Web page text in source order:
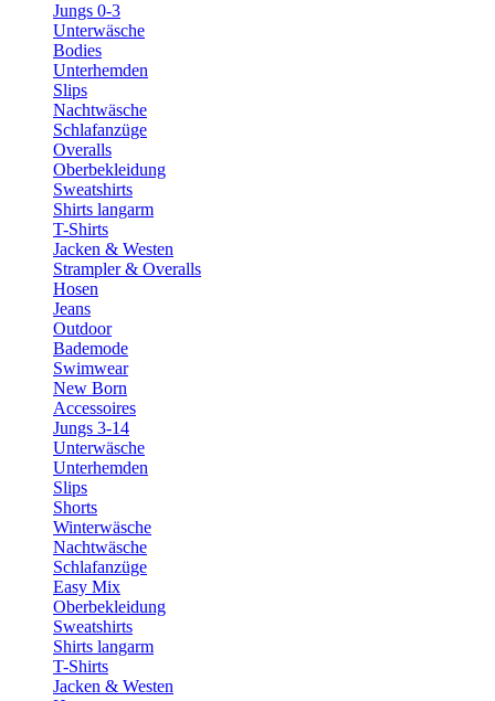
Jungs 0-3
Unterwäsche
Bodies
Unterhemden
Slips
Nachtwäsche
Schlafanzüge
Overalls
Oberbekleidung
Sweatshirts
Shirts langarm
T-Shirts
Jacken & Westen
Strampler & Overalls
Hosen
Jeans
Outdoor
Bademode
Swimwear
New Born
Accessoires
Jungs 3-14
Unterwäsche
Unterhemden
Slips
Shorts
Winterwäsche
Nachtwäsche
Schlafanzüge
Easy Mix
Oberbekleidung
Sweatshirts
Shirts langarm
T-Shirts
Jacken & Westen